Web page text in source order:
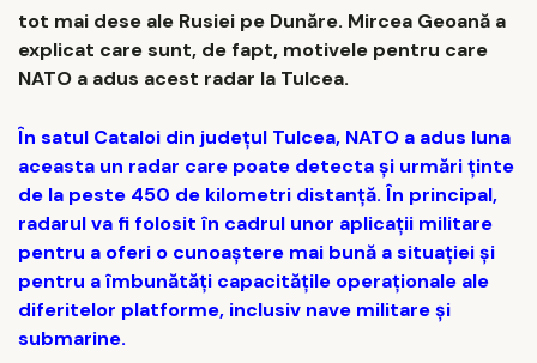
tot mai dese ale Rusiei pe Dunăre. Mircea Geoană a
explicat care sunt, de fapt, motivele pentru care
NATO a adus acest radar la Tulcea.
În satul Cataloi din județul Tulcea, NATO a adus luna
aceasta un radar care poate detecta și urmări ținte
de la peste 450 de kilometri distanță. În principal,
radarul va fi folosit în cadrul unor aplicații militare
pentru a oferi o cunoaștere mai bună a situației și
pentru a îmbunătăți capacitățile operaționale ale
diferitelor platforme, inclusiv nave militare și
submarine.